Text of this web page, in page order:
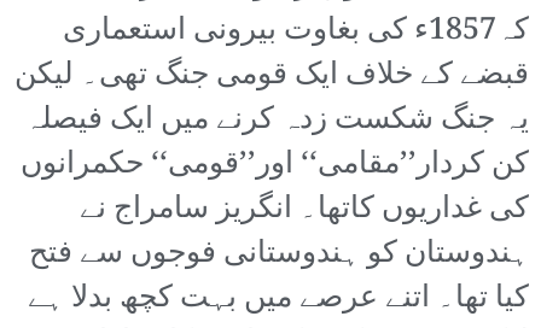
کہ1857ء کی بغاوت بیرونی استعماری
قبضے کے خلاف ایک قومی جنگ تھی۔ لیکن
یہ جنگ شکست زدہ کرنے میں ایک فیصلہ
کن کردار’’مقامی‘‘ اور’’قومی‘‘ حکمرانوں
کی غداریوں کاتھا۔ انگریز سامراج نے
ہندوستان کو ہندوستانی فوجوں سے فتح
کیا تھا۔ اتنے عرصے میں بہت کچھ بدلا ہے